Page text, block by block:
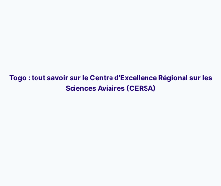
Togo : tout savoir sur le Centre d’Excellence Régional sur les
Sciences Aviaires (CERSA)